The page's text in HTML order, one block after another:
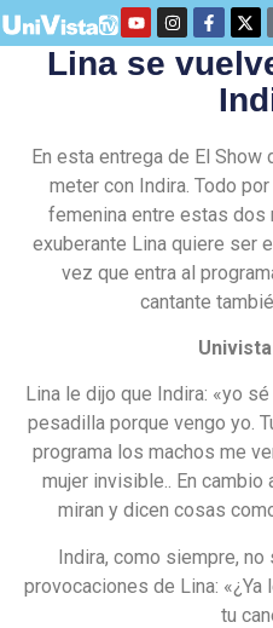
Lina se
En esta entrega de El Show
meter con Indira. Todo
femenina entre estas dos
exuberante Lina quiere ser
vez que entra al
cantante
Univista
Lina le dijo que Indira: «yo
pesadilla porque vengo yo.
programa los machos me
mujer invisible.. En
miran y dicen cosas
Indira, como siempre,
provocaciones de Lina:
tu